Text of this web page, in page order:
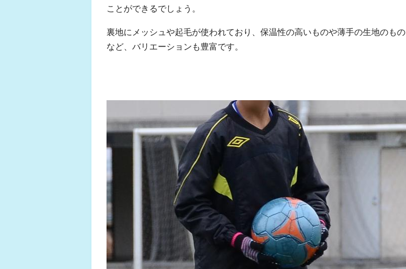
ことができるでしょう。
裏地にメッシュや起毛が使われており、保温性の高いものや薄手の生地のもの
など、バリエーションも豊富です。